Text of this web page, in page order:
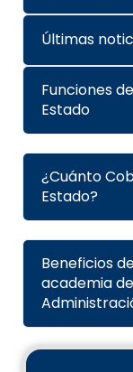
Últimas
Funciones
Estado
¿Cuánto
Estado?
Beneficios
academia